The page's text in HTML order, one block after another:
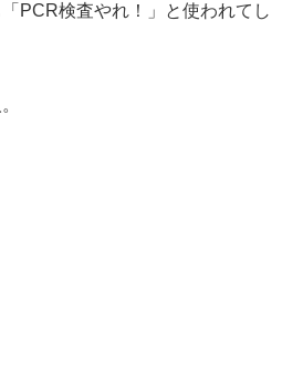
PCR検査やれ！」と使われてし